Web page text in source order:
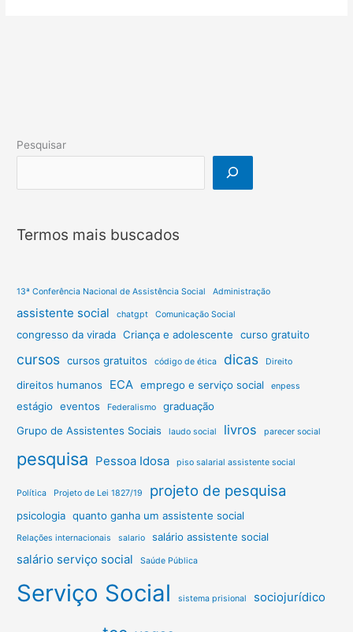
Pesquisar
Termos mais buscados
13ª Conferência Nacional de Assistência Social Administração
assistente social chatgpt Comunicação Social
congresso da virada Criança e adolescente curso gratuito
cursos cursos gratuitos código de ética dicas Direito
direitos humanos ECA emprego e serviço social enpess
estágio eventos Federalismo
graduação
Grupo de Assistentes Sociais
laudo social livros parecer social
pesquisa Pessoa Idosa piso salarial assistente social
Política Projeto de Lei 1827/19 projeto de pesquisa
psicologia quanto ganha um assistente social
Relações internacionais salario salário assistente social
salário serviço social Saúde Pública
Serviço Social sistema prisional sociojurídico